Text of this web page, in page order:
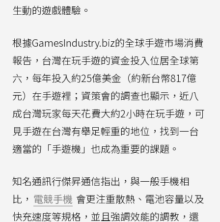
生動的遊戲體驗。
根據GamesIndustry.biz的全球手遊市場消費
報告，台灣在玩手遊的資金投入位居全球第
六，每年投入約25億美金（約新台幣817億
元）在手遊裡；資策會的調查也顯示，近八
成台灣玩家每天花費大約2小時在玩手遊，可
見手遊在台灣有舉足輕重的地位，找到一台
適當的「手遊機」也成為重要的課題。
知名通訊行傑昇通信指出，與一般手機相
比， 電競手機 會更注重散熱、電池容量以及
快充速度等規格，並且強調效能的調教，還